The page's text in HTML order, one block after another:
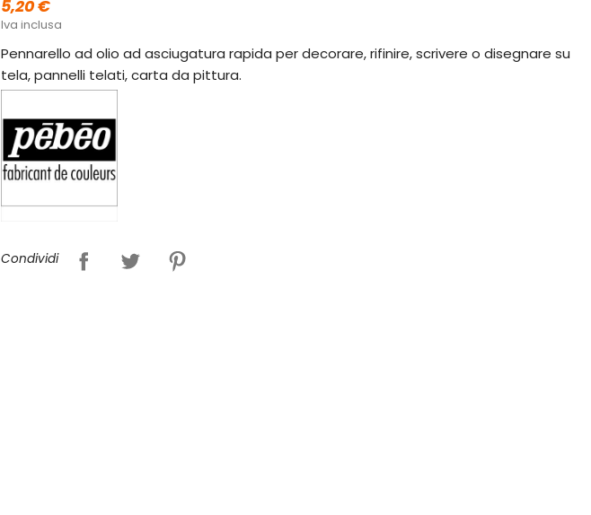
5,20 €
Iva inclusa
Pennarello ad olio ad asciugatura rapida per decorare, rifinire, scrivere o disegnare su
tela, pannelli telati, carta da pittura.
Condividi